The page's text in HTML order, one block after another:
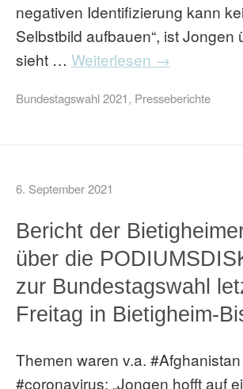
negativen Identifizierung kann
Selbstbild aufbauen“, ist Jongen
sieht … Weiterlesen →
Bundestagswahl 2021, Presseberichte
6. September 2021
Bericht der
über die
zur Bundestagswahl
Freitag in Bietigheim-
Themen waren v.a.
#coronavirus: „Jongen hofft auf